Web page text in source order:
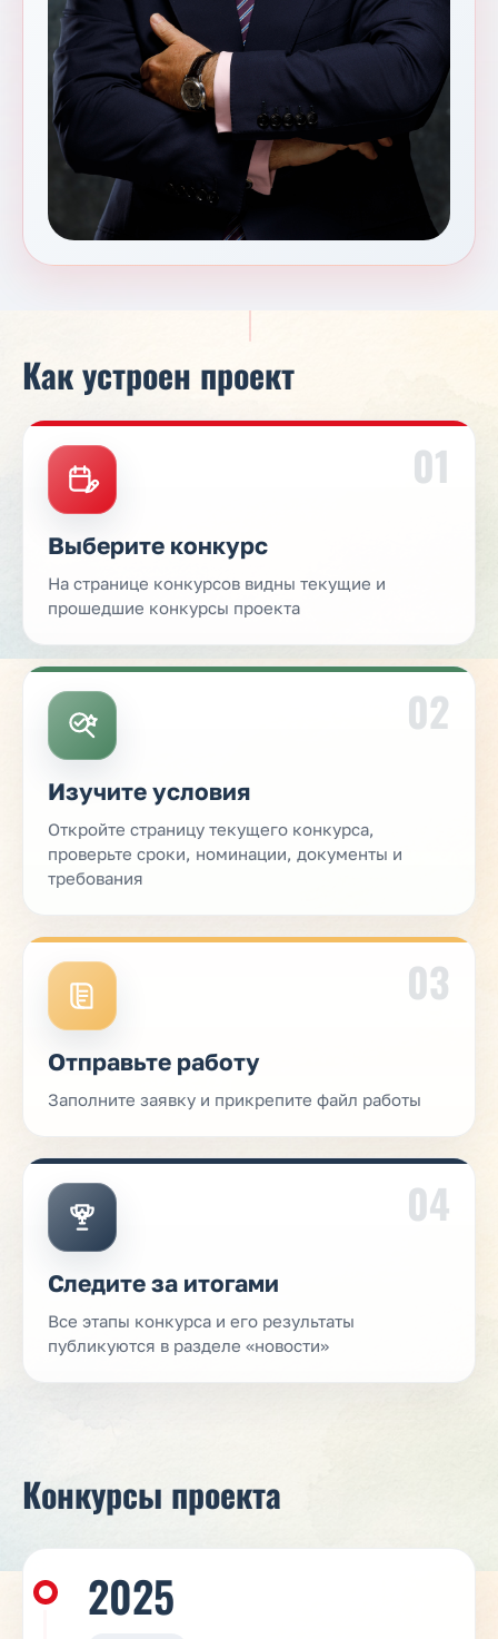
Как устроен проект
01
Выберите конкурс
На странице конкурсов видны текущие и
прошедшие конкурсы проекта
02
Изучите условия
Откройте страницу текущего конкурса,
проверьте сроки, номинации, документы и
требования
03
Отправьте работу
Заполните заявку и прикрепите файл работы
04
Следите за итогами
Все этапы конкурса и его результаты
публикуются в разделе «новости»
Конкурсы проекта
2025